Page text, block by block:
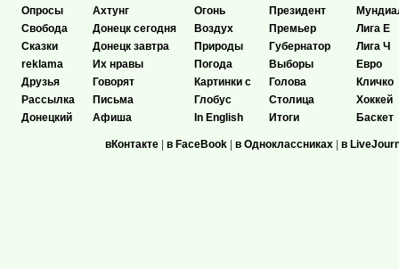
Опросы
Свобода
Сказки
reklama
Друзья
Рассылка
Донецкий
Ахтунг
Донецк сегодня
Донецк завтра
Их нравы
Говорят
Письма
Афиша
Огонь
Воздух
Природы
Погода
Картинки с
Глобус
In English
Президент
Премьер
Губернатор
Выборы
Голова
Столица
Итоги
Лига Е
Лига Ч
Евро
Кличко
Хоккей
Баскет
вКонтакте | в FaceBook | в Одноклассниках | в